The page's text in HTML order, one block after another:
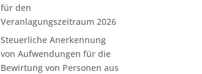
für den
Veranlagungszeitraum 2026
Steuerliche Anerkennung
von Aufwendungen für die
Bewirtung von Personen aus